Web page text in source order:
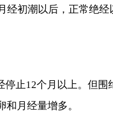
经初潮以后，正常绝
12个月以上。但围
月经量增多。